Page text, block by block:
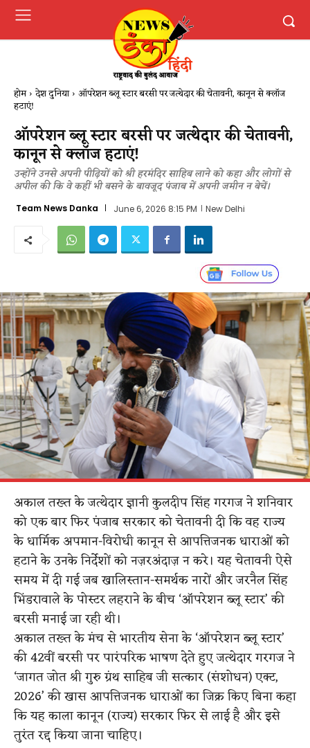
होम देश दुनिया ऑपरेशन ब्लू स्टार बरसी पर जत्थेदार की चेतावनी, कानून से क्लॉज
हटाएं!
ऑपरेशन ब्लू स्टार बरसी पर जत्थेदार की चेतावनी,
कानून से क्लॉज हटाएं!
उन्होंने उनसे अपनी पीढ़ियों को श्री हरमंदिर साहिब लाने को कहा और लोगों से
अपील की कि वे कहीं भी बसने के बावजूद पंजाब में अपनी जमीन न बेचें।
Team News Danka June 6, 2026 8:15 PM New Delhi
अकाल तख्त के जत्थेदार ज्ञानी कुलदीप सिंह गरगज ने शनिवार
को एक बार फिर पंजाब सरकार को चेतावनी दी कि वह राज्य
के धार्मिक अपमान-विरोधी कानून से आपत्तिजनक धाराओं को
हटाने के उनके निर्देशों को नज़रअंदाज़ न करे। यह चेतावनी ऐसे
समय में दी गई जब खालिस्तान-समर्थक नारों और जरनैल सिंह
भिंडरावाले के पोस्टर लहराने के बीच ‘ऑपरेशन ब्लू स्टार’ की
बरसी मनाई जा रही थी।
अकाल तख्त के मंच से भारतीय सेना के ‘ऑपरेशन ब्लू स्टार’
की 42वीं बरसी पर पारंपरिक भाषण देते हुए जत्थेदार गरगज ने
‘जागत जोत श्री गुरु ग्रंथ साहिब जी सत्कार (संशोधन) एक्ट,
2026’ की खास आपत्तिजनक धाराओं का जिक्र किए बिना कहा
कि यह काला कानून (राज्य) सरकार फिर से लाई है और इसे
तुरंत रद्द किया जाना चाहिए।